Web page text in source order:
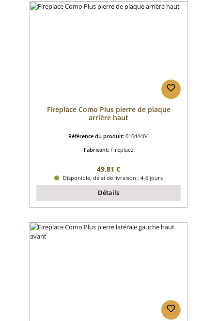
Fireplace Como Plus pierre de plaque
arrière haut
Référence du produit: 01044404
Fabricant: Fireplace
Prix régulier :
49,81 €
Disponible, délai de livraison : 4-6 jours
Détails